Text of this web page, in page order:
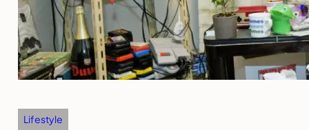
Lifestyle